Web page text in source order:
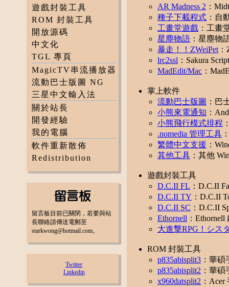
遊戲封裝工具
ROM 封裝工具
開放源碼
中文化
TGL 專頁
MagicTV串流播放器
流動巴士版圖 NG
三星中文輸入法
關於站長
開發經驗
我的電腦
軟件重新散佈
Redistribution
留言板目前已關閉，若要與站
長聯絡請傳送電郵至
starkwong@hotmail.com。
Twitter
Linkedin
AR Madness 2 ：
種子下載程式 ：自
工畫堂遊戲 ：工畫
星塵物語 ：星塵物
暴走！！ZWeiPet
lrc2ssl ：Sakura
MadEdit/Mac ：
掌上軟件
流動巴士版圖 ：巴
小熊來電通知 ：
小熊飛行模式排程
.nomedia 管理工具
繁體中文支援 ：
其他工具 ：其他
遊戲封裝工具
D.C.II FL ：D.C.II
D.C.II TY ：D.C.II
D.C.II SC ：D.C.II
Ethornell ：
大進撃RPG！シス
ROM 封裝工具
p835abisplit3 ：華
p835abisplit2 ：華
x960datsplit2 ：